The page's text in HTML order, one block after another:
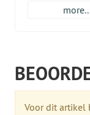
Voor dit artikel